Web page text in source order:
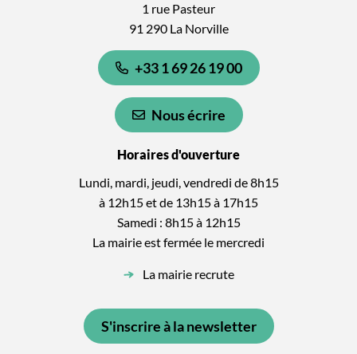
1 rue Pasteur
91 290 La Norville
+33 1 69 26 19 00
Nous écrire
Horaires d'ouverture
Lundi, mardi, jeudi, vendredi de 8h15
à 12h15 et de 13h15 à 17h15
Samedi : 8h15 à 12h15
La mairie est fermée le mercredi
La mairie recrute
S'inscrire à la newsletter